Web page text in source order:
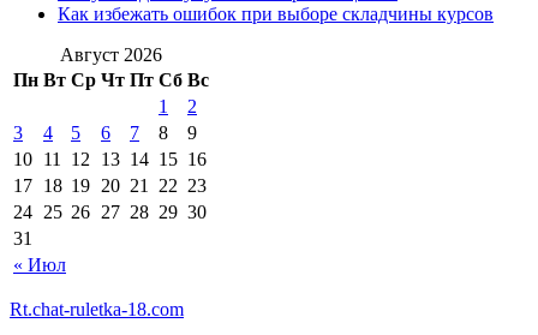
Как избежать ошибок при выборе складчины курсов
Август 2026
Пн Вт Ср Чт Пт Сб Вс
« Июл
1
2
3
4 5 6 7 8
9
10 11 12 13 14 15 16
17 18 19 20 21 22 23
24 25 26 27 28 29 30
31
Rt.chat-ruletka-18.com